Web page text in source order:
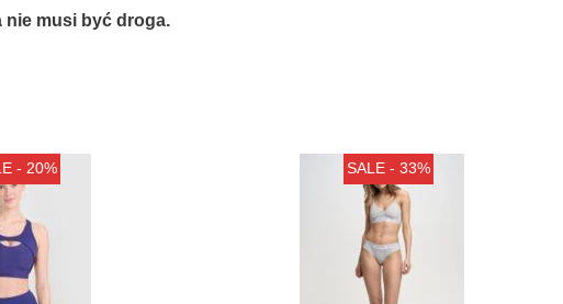
nie musi być droga.
- 20% SALE - 33%